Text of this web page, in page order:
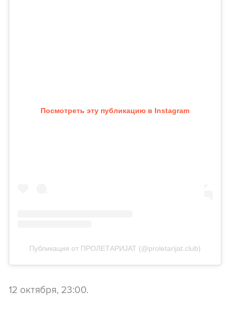
Посмотреть эту публикацию в Instagram
Публикация от ПРОЛЕТАРИJАТ (@proletarijat.club)
12 октября, 23:00.